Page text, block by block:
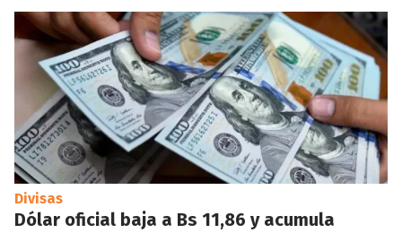
Divisas
Dólar oficial baja a Bs 11,86 y acumula